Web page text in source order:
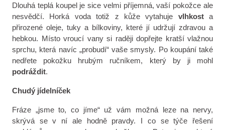
Dlouhá teplá koupel je sice velmi příjemná, vaší pokožce ale
nesvědčí. Horká voda totiž z kůže vytahuje vlhkosta
přirozené oleje, tuky a bílkoviny, které jí udržují zdravou a
hebkou. Místo vroucí vany si raději dopřejte kratší vlažnou
sprchu, která navíc „probudí“ vaše smysly. Po koupání také
nedřete pokožku hrubým ručníkem, který by ji mohl
podráždit.
Chudý jídelníček
Fráze „jsme to, co jíme“ už vám možná leze na nervy,
skrývá se v ní ale hodně pravdy. I co se týče řešení